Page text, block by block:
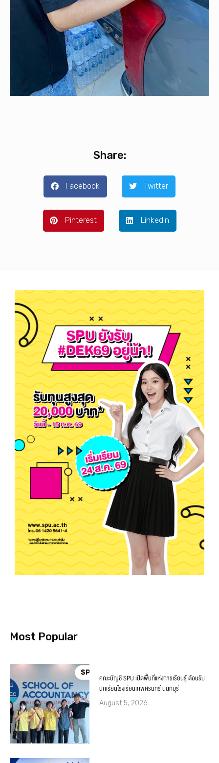
Share:
Facebook Twitter
Pinterest LinkedIn
Most Popular
คณะบัญชี SPU เปิดพื้นที่แห่งการเรียนรู้ ต้อนรับ
นักเรียนโรงเรียนเทพศิรินทร์ นนทบุรี
August 5, 2026